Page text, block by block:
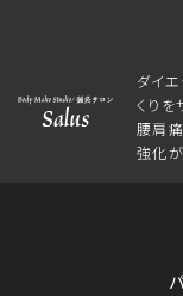
ダイ
くりを
腰肩
強化が